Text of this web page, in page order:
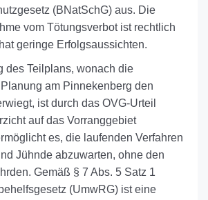
(BNatSchG) aus. Die
vom Tötungsverbot ist rechtlich
geringe Erfolgsaussichten.
des Teilplans, wonach die
am Pinnekenberg den
ist durch das OVG-Urteil
auf das Vorranggebiet
es, die laufenden Verfahren
Jühnde abzuwarten, ohne den
Gemäß § 7 Abs. 5 Satz 1
(UmwRG) ist eine